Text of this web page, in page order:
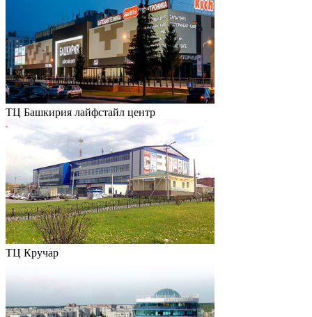
ТЦ Башкирия лайфстайл центр
ТЦ Кручар